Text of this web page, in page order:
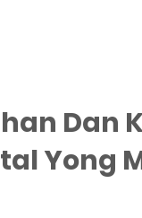
Dan
Yong